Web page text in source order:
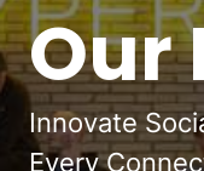
Our
Innovate
Every